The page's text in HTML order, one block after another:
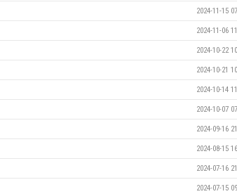
2024-11-15
2024-11-06
2024-10-22
2024-10-21
2024-10-14
2024-10-07
2024-09-16
2024-08-15
2024-07-16
2024-07-15